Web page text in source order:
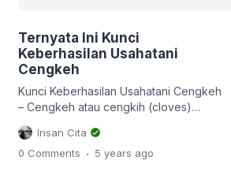
Ternyata Ini Kunci
Keberhasilan Usahatani
Cengkeh
Kunci Keberhasilan Usahatani Cengkeh
– Cengkeh atau cengkih (cloves)
adalah salah satu komoditas
pertanian/perkebunan yang cukup
menjanjikan. Cengkeh yang merupakan
Insan Cita
0 Comments . 5 years ago